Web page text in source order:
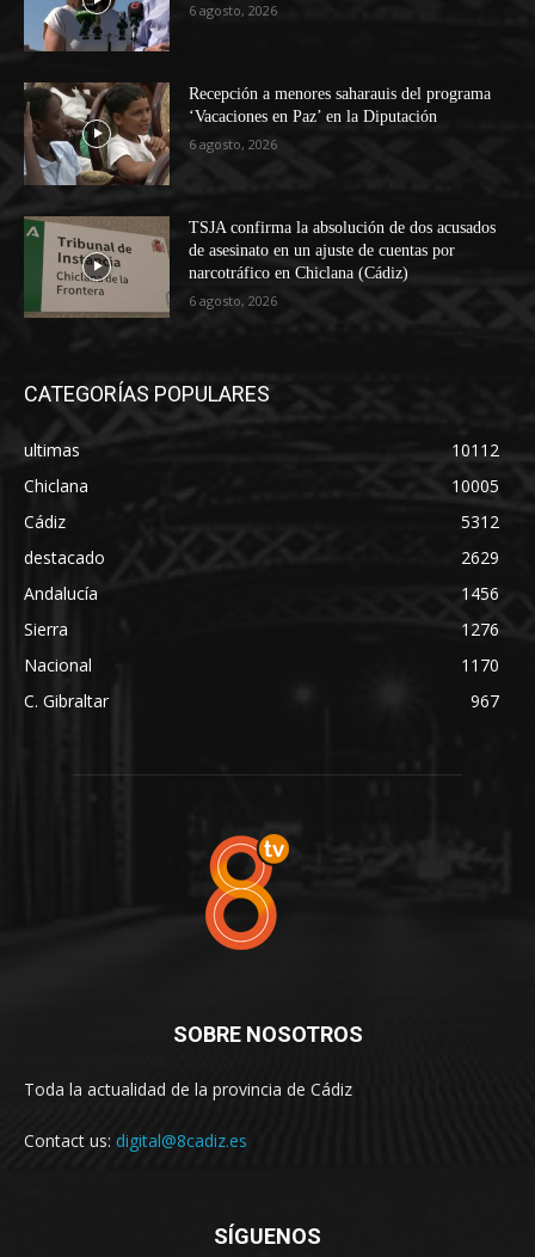
6 agosto, 2026
Recepción a menores saharauis del programa
‘Vacaciones en Paz’ en la Diputación
6 agosto, 2026
TSJA confirma la absolución de dos acusados
de asesinato en un ajuste de cuentas por
narcotráfico en Chiclana (Cádiz)
6 agosto, 2026
CATEGORÍAS POPULARES
ultimas
10112
Chiclana
10005
Cádiz
5312
destacado
2629
Andalucía
1456
Sierra
1276
Nacional
1170
C. Gibraltar
967
SOBRE NOSOTROS
Toda la actualidad de la provincia de Cádiz
Contact us: digital@8cadiz.es
SÍGUENOS